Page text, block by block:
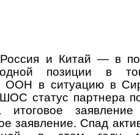
и Китай — в
позиции в
ООН в ситуацию в
статус партнера
итоговое
заявление. Спад